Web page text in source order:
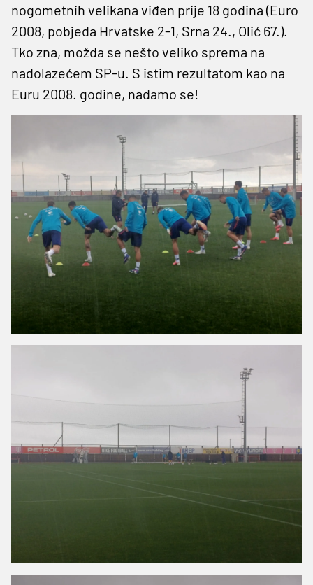
nogometnih velikana viđen prije 18 godina (Euro
2008, pobjeda Hrvatske 2-1, Srna 24., Olić 67.).
Tko zna, možda se nešto veliko sprema na
nadolazećem SP-u. S istim rezultatom kao na
Euru 2008. godine, nadamo se!